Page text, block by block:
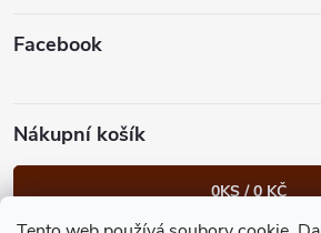
Facebook
Nákupní košík
0KS /0 KČ